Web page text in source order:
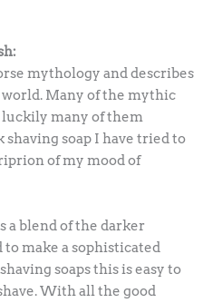
mythology and describes
Many of the mythic
luckily many of them
soap I have tried to
of my mood of
a blend of the darker
make a sophisticated
soaps this is easy to
With all the good